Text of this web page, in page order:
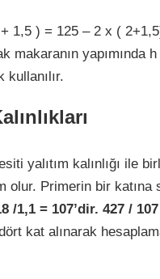
1,5 ) = 125 – 2 x (
makaranın yapımında h
yalıtım kalınlığı ile
olur. Primerin bir katına
/1,1 = 107’dir. 427 /
kat alınarak